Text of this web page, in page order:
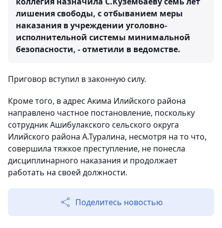
лишения свободы, с отбыванием меры
наказания в учреждении уголовно-
исполнительной системы минимальной
безопасности, - отметили в ведомстве.
Приговор вступил в законную силу.
Кроме того, в адрес Акима Илийского района
направлено частное постановление, поскольку
сотрудник Ашибулакского сельского округа
Илийского района А.Туралина, несмотря на то что,
совершила тяжкое преступление, не понесла
дисциплинарного наказания и продолжает
работать на своей должности.
Поделитесь новостью